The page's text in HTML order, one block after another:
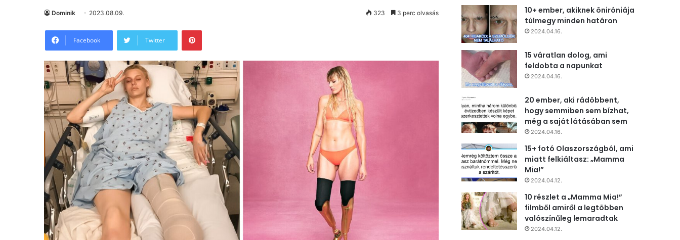
Dominik 2023.08.09. 323 3 perc olvasás
Facebook Twitter
Pinterest
10+ ember, akiknek öniróniája
túlmegy minden határon
2024.04.16.
15 váratlan dolog, ami
feldobta a napunkat
2024.04.16.
20 ember, aki rádöbbent,
hogy semmiben sem bízhat,
még a saját látásában sem
2024.04.16.
15+ fotó Olaszországból, ami
miatt felkiáltasz: „Mamma
Mia!”
2024.04.12.
10 részlet a „Mamma Mia!”
filmből amiről a legtöbben
valószínűleg lemaradtak
2024.04.12.